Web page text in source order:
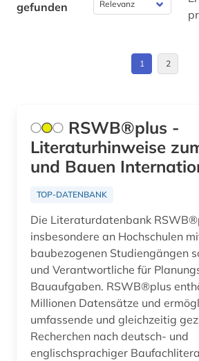
fassadenbegrünung (1)
gefahrgut (1)
haustechnik (1)
heilpflanzen (1)
ingenieurbau (1)
innenraumbegrünung (1)
instandsetzung (1)
gefunden
1 2
RSWB®plus -
Literaturhinweise
und Bauen
TOP-DATENBANK
Die Literaturdatenbank
insbesondere an Hochschulen
baubezogenen Studiengängen
und Verantwortliche für
Bauaufgaben. RSWB®plus
Millionen Datensätze und
umfassende und gleichzeitig
Recherchen nach deutsch- und
englischsprachiger